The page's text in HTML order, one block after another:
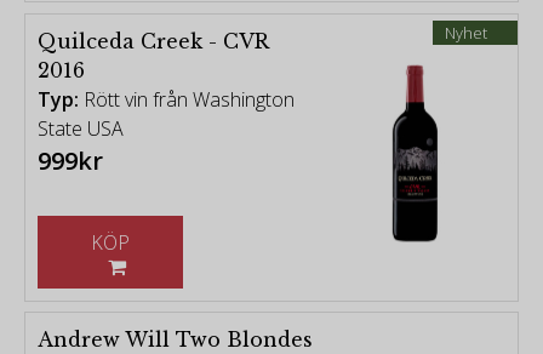
Nyhet
Quilceda Creek - CVR
2016
Typ: Rött vin från Washington
State USA
999kr
Andrew Will Two Blondes